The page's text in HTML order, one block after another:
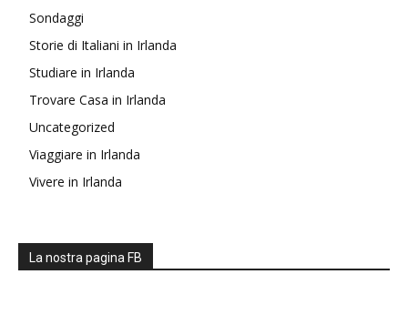
Sondaggi
Storie di Italiani in Irlanda
Studiare in Irlanda
Trovare Casa in Irlanda
Uncategorized
Viaggiare in Irlanda
Vivere in Irlanda
La nostra pagina FB